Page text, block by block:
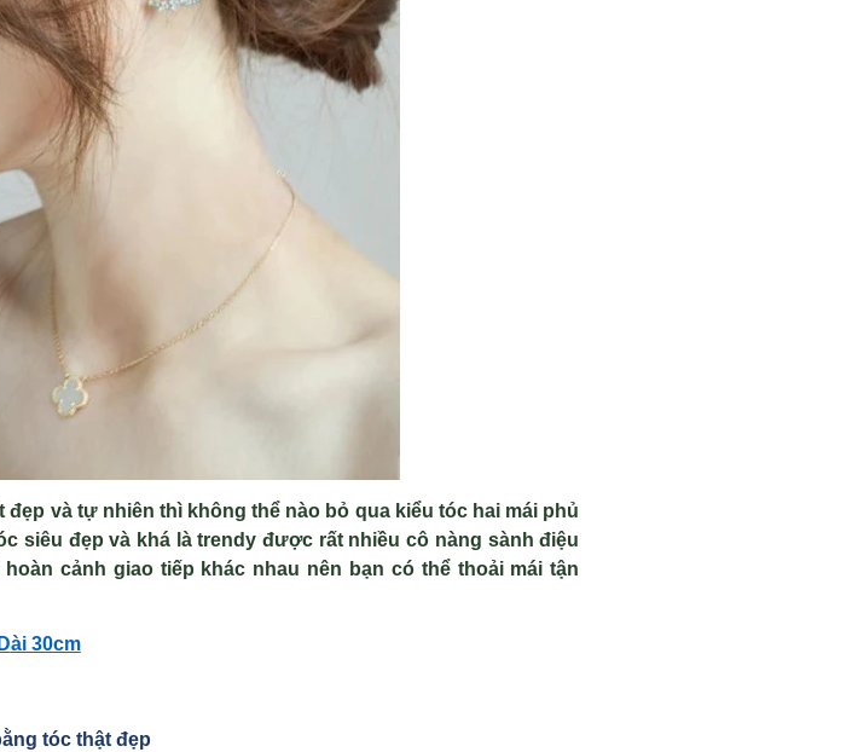
và tự nhiên thì không thể nào bỏ qua kiểu tóc hai mái phủ
siêu đẹp và khá là trendy được rất nhiều cô nàng sành điệu
cảnh giao tiếp khác nhau nên bạn có thể thoải mái tận
ài 30cm
tóc thật đẹp